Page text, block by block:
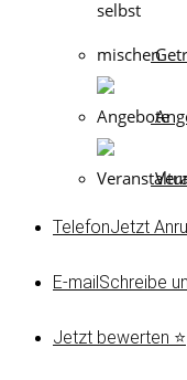
TelefonJetzt
E-mailSchreibe
Jetzt bewerten ⭐